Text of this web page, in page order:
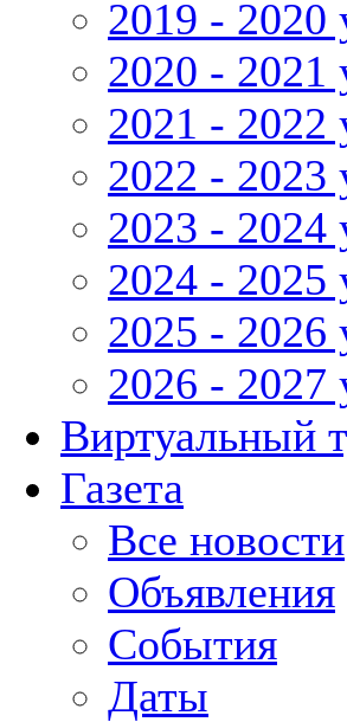
2019 - 2020
2020 - 2021
2021 - 2022
2022 - 2023
2023 - 2024
2024 - 2025
2025 - 2026
2026 - 2027
Виртуальный
Газета
Все новости
Объявления
События
Даты